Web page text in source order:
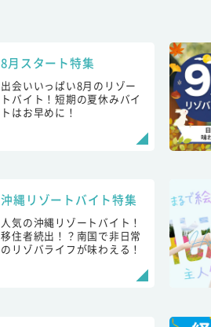
8月スタート特集
出会いいっぱい8月のリゾー
トバイト！短期の夏休みバイ
トはお早めに！
沖縄リゾートバイト特集
人気の沖縄リゾートバイト！
移住者続出！？南国で非日常
のリゾバライフが味わえる！